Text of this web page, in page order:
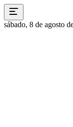
sábado, 8 de agosto